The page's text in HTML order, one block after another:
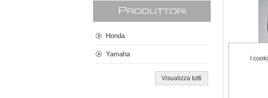
P RODUTTORI
Honda
Yamaha
Visualizza tutti
I